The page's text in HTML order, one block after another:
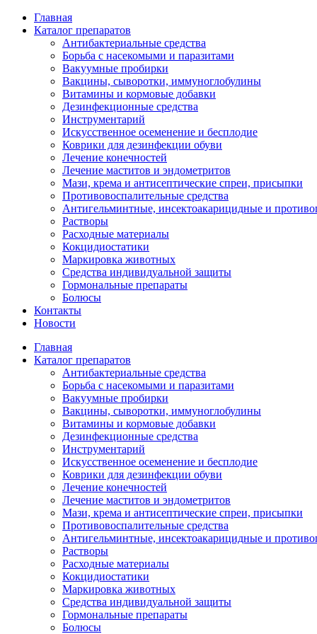
Главная
Каталог препаратов
Антибактериальные средства
Борьба с насекомыми и паразитами
Вакуумные пробирки
Вакцины, сыворотки, иммуноглобулины
Витамины и кормовые добавки
Дезинфекционные средства
Инструментарий
Искусственное осеменение и бесплодие
Коврики для дезинфекции обуви
Лечение конечностей
Лечение маститов и эндометритов
Мази, крема и антисептические спреи, присыпки
Противовоспалительные средства
Антигельминтные, инсектоакарицидные и
Растворы
Расходные материалы
Кокцидиостатики
Маркировка животных
Средства индивидуальной защиты
Гормональные препараты
Болюсы
Контакты
Новости
Главная
Каталог препаратов
Антибактериальные средства
Борьба с насекомыми и паразитами
Вакуумные пробирки
Вакцины, сыворотки, иммуноглобулины
Витамины и кормовые добавки
Дезинфекционные средства
Инструментарий
Искусственное осеменение и бесплодие
Коврики для дезинфекции обуви
Лечение конечностей
Лечение маститов и эндометритов
Мази, крема и антисептические спреи, присыпки
Противовоспалительные средства
Антигельминтные, инсектоакарицидные и
Растворы
Расходные материалы
Кокцидиостатики
Маркировка животных
Средства индивидуальной защиты
Гормональные препараты
Болюсы